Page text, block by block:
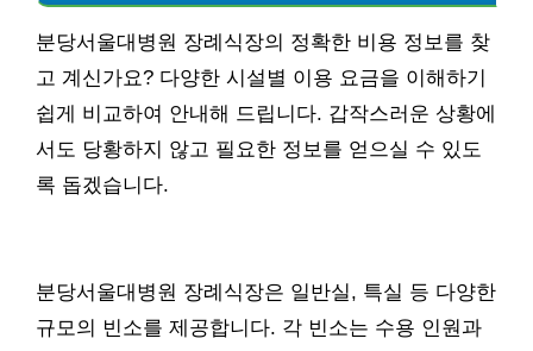
분당서울대병원 장례식장의 정확한 비용 정보를 찾
고 계신가요? 다양한 시설별 이용 요금을 이해하기
쉽게 비교하여 안내해 드립니다. 갑작스러운 상황에
서도 당황하지 않고 필요한 정보를 얻으실 수 있도
록 돕겠습니다.
분당서울대병원 장례식장은 일반실, 특실 등 다양한
규모의 빈소를 제공합니다. 각 빈소는 수용 인원과